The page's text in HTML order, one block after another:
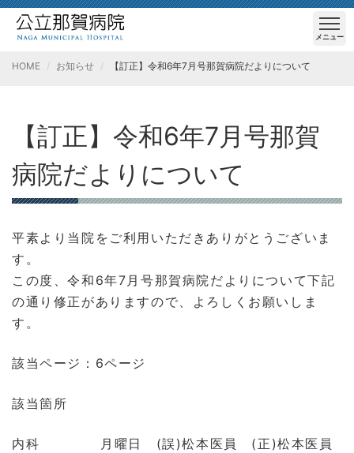
メニュー
HOME お知らせ 【訂正】令和6年7月号那賀病院だよりについて
【訂正】令和6年7月号那賀
病院だよりについて
平素より当院をご利用いただきありがとうございま
す。
この度、令和6年7月号那賀病院だよりについて下記
の通り修正がありますので、よろしくお願いしま
す。
該当ページ：6ページ
該当箇所
内科 月曜日 (誤)松本医員 (正)松本医員